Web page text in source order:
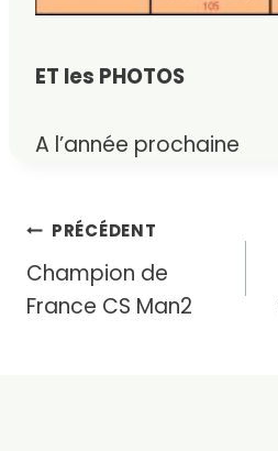
ET les PHOTOS
A l’année prochaine
Navigation
de
PRÉCÉDENT
Champion de
France CS Man2